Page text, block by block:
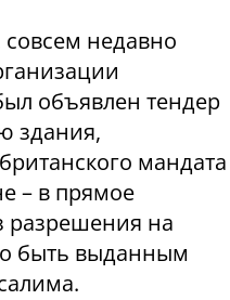
совсем недавно
объявлен тендер
здания,
мандата
– в прямое
разрешения на
быть выданным